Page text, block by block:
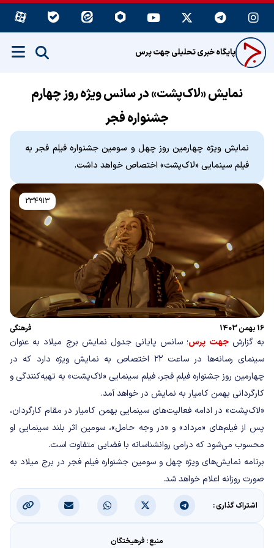
پایگاه خبری تحلیلی جهت پرس
نمایش «لاک‌پشت» در سانس ویژه روز چهارم
جشنواره فجر
نمایش ویژه چهارمین روز چهل و سومین جشنواره فیلم فجر به
فیلم سینمایی «لاک‌پشت» اختصاص خواهد داشت.
234913
16 بهمن 1403 فرهنگی
به گزارشجهت پرس؛ سانس پایانی جدول نمایش برج میلاد به عنوان
سینمای رسانه‌ها در ساعت ۲۲ اختصاص به نمایش ویژه دارد که در
چهارمین روز جشنواره فیلم فجر، فیلم سینمایی «لاک‌پشت» به تهیه‌کنندگی و
کارگردانی بهمن کامیار به نمایش در خواهد آمد.
«لاک‌پشت» در ادامه فعالیت‌های سینمایی بهمن کامیار در مقام کارگردان،
پس از فیلم‌های «مرداد» و «در وجه حامل»، سومین اثر بلند سینمایی او
محسوب می‌شود که درامی روانشناسانه با فضایی متفاوت است.
برنامه نمایش‌های ویژه چهل و سومین جشنواره فیلم فجر در برج میلاد به
صورت روزانه اعلام خواهد شد.
اشتراک گذاری :
منبع : فرهیختگان